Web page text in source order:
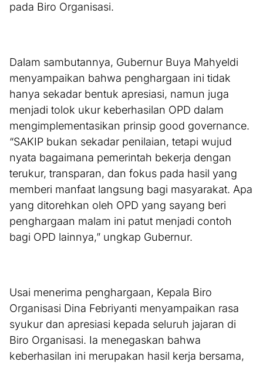
pada Biro Organisasi.
Dalam sambutannya, Gubernur Buya Mahyeldi
menyampaikan bahwa penghargaan ini tidak
hanya sekadar bentuk apresiasi, namun juga
menjadi tolok ukur keberhasilan OPD dalam
mengimplementasikan prinsip good governance.
“SAKIP bukan sekadar penilaian, tetapi wujud
nyata bagaimana pemerintah bekerja dengan
terukur, transparan, dan fokus pada hasil yang
memberi manfaat langsung bagi masyarakat. Apa
yang ditorehkan oleh OPD yang sayang beri
penghargaan malam ini patut menjadi contoh
bagi OPD lainnya,” ungkap Gubernur.
Usai menerima penghargaan, Kepala Biro
Organisasi Dina Febriyanti menyampaikan rasa
syukur dan apresiasi kepada seluruh jajaran di
Biro Organisasi. Ia menegaskan bahwa
keberhasilan ini merupakan hasil kerja bersama,